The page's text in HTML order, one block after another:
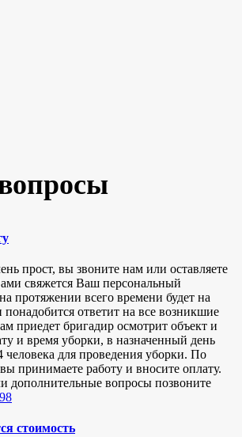
прост, вы звоните нам или оставляете
свяжется Ваш персональный
протяжении всего времени будет на
ответит на все возникшие
приедет бригадир осмотрит объект и
и время уборки, в назначенный день
человека для проведения уборки. По
принимаете работу и вносите оплату.
дополнительные вопросы позвоните
стоимость